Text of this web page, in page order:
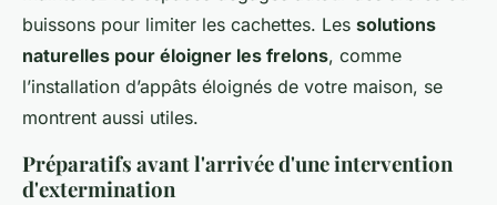
buissons pour limiter les cachettes. Les solutions
naturelles pour éloigner les frelons, comme
l’installation d’appâts éloignés de votre maison, se
montrent aussi utiles.
Préparatifs avant l'arrivée d'une intervention
d'extermination